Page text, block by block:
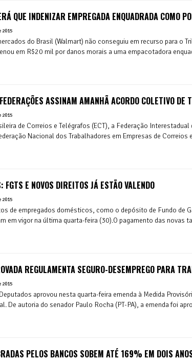
QUE INDENIZAR EMPREGADA ENQUADRADA COMO
2015
do Brasil (Walmart) não conseguiu em recurso para o
em R$20 mil por danos morais a uma empacotadora
ASSINAM AMANHÃ ACORDO COLETIVO DE
2015
de Correios e Telégrafos (ECT), a Federação
Nacional dos Trabalhadores em Empresas de Correios
FGTS E NOVOS DIREITOS JÁ ESTÃO VALENDO
2015
de empregados domésticos, como o depósito de Fundo de
em vigor na última quarta-feira (30).O pagamento das novas
REGULAMENTA SEGURO-DESEMPREGO PARA
2015
aprovou nesta quarta-feira emenda à Medida
De autoria do senador Paulo Rocha (PT-PA), a emenda foi
PELOS BANCOS SOBEM ATÉ 169% EM DOIS